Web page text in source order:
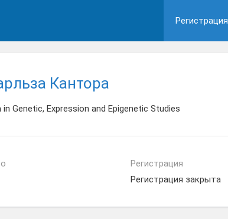
Регистрация
Кантора
Genetic, Expression and Epigenetic Studies
Регистрация
Регистрация закрыта